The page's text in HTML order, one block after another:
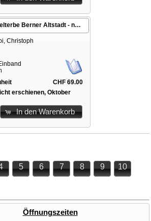
Das Bernbuch. Das Welterbe Berner Altstadt - neu gelesen, interpretiert und erzählt
Christoph
CHF 69.00
erschienen, Oktober
In den Warenkorb
5 6 7 8 9 10
Öffnungszeiten